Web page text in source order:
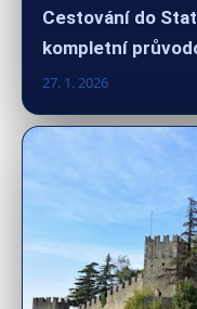
Cestování do
kompletní
27. 1. 2026